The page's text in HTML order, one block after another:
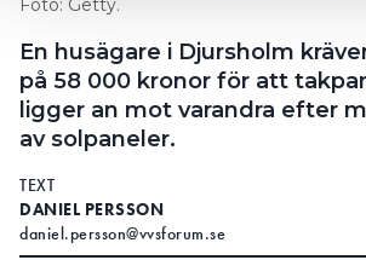
Foto: Getty.
En husägare i Djursholm
på 58 000 kronor för att
ligger an mot varandra efter
av solpaneler.
TEXT
DANIEL PERSSON
daniel.persson@vvsforum.se